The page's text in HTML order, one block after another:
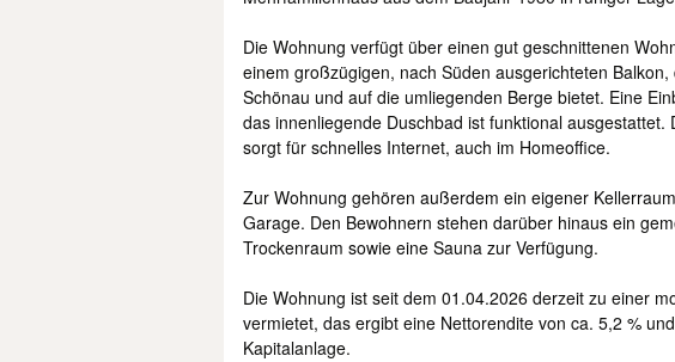
Die Wohnung verfügt über einen gut geschnittenen
einem großzügigen, nach Süden ausgerichteten
Schönau und auf die umliegenden Berge bietet. Eine
das innenliegende Duschbad ist funktional
sorgt für schnelles Internet, auch im Homeoffice.
Zur Wohnung gehören außerdem ein eigener
Garage. Den Bewohnern stehen darüber hinaus ein
Trockenraum sowie eine Sauna zur Verfügung.
Die Wohnung ist seit dem 01.04.2026 derzeit zu einer
vermietet, das ergibt eine Nettorendite von ca. 5,2 %
Kapitalanlage.